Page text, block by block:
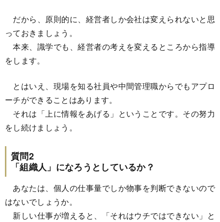
だから、原則的に、経営者しか会社は変えられないと思
っておきましょう。
本来、識学でも、経営者の考えを変えるところから指導
をします。
とはいえ、現場を知る社員や中間管理職からでもアプロ
ーチができることはあります。
それは「上に情報をあげる」ということです。その努力
をし続けましょう。
質問2
「組織人」になろうとしているか？
あなたは、個人の仕事量でしか物事を判断できないので
はないでしょうか。
新しい仕事が増えると、「それはウチではできない」と